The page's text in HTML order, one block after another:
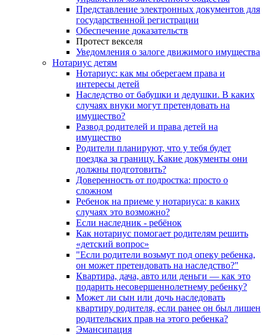
Представление электронных документов для
государственной регистрации
Обеспечение доказательств
Протест векселя
Уведомления о залоге движимого имущества
Нотариус детям
Нотариус: как мы оберегаем права и
интересы детей
Наследство от бабушки и дедушки. В каких
случаях внуки могут претендовать на
имущество?
Развод родителей и права детей на
имущество
Родители планируют, что у тебя будет
поездка за границу. Какие документы они
должны подготовить?
Доверенность от подростка: просто о
сложном
Ребенок на приеме у нотариуса: в каких
случаях это возможно?
Если наследник - ребёнок
Как нотариус помогает родителям решить
«детский вопрос»
"Если родители возьмут под опеку ребенка,
он может претендовать на наследство?"
Квартира, дача, авто или деньги — как это
подарить несовершеннолетнему ребенку?
Может ли сын или дочь наследовать
квартиру родителя, если ранее он был лишен
родительских прав на этого ребенка?
Эмансипация